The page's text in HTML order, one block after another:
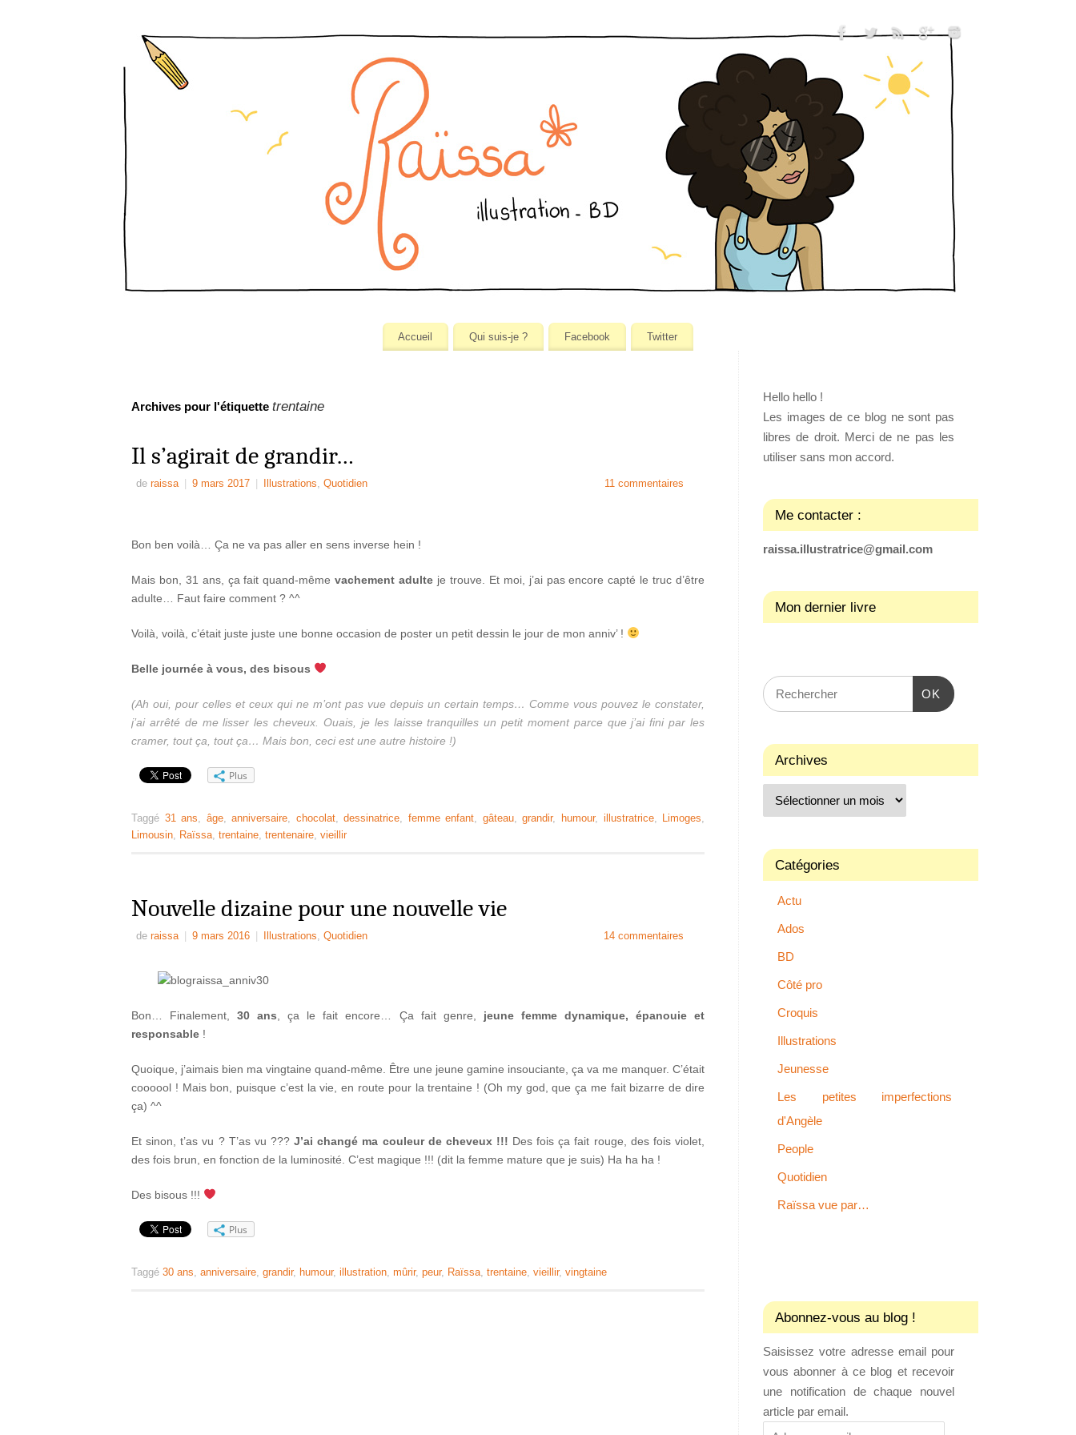
Accueil Qui suis-je ? Facebook Twitter
Archives pour l'étiquette trentaine
Il s’agirait de grandir…
de raissa 9 mars 2017 Illustrations, Quotidien 11 commentaires
Bon ben voilà… Ça ne va pas aller en sens inverse hein !
Mais bon, 31 ans, ça fait quand-mêmevachement adulte je trouve. Et moi, j’ai pas encore capté le truc d’être
adulte… Faut faire comment ? ^^
Voilà, voilà, c’était juste juste une bonne occasion de poster un petit dessin le jour de mon anniv’ !
Belle journée à vous, des bisous
(Ah oui, pour celles et ceux qui ne m’ont pas vue depuis un certain temps… Comme vous pouvez le constater,
j’ai arrêté de me lisser les cheveux. Ouais, je les laisse tranquilles un petit moment parce que j’ai fini par les
cramer, tout ça, tout ça… Mais bon, ceci est une autre histoire !)
Plus
Taggé 31 ans âge,anniversaire chocolat,dessinatrice femme enfant gâteau,grandir, humour, illustratrice, Limoges
Limousin
Raïssa trentaine trentenaire vieillir
Nouvelle dizaine pour une nouvelle vie
de raissa 9 mars 2016 Illustrations Quotidien 14 commentaires
Bon… Finalement,30 ans , ça le fait encore… Ça fait genre, jeune femme dynamique, épanouie et
responsable !
Quoique, j’aimais bien ma vingtaine quand-même. Être une jeune gamine insouciante, ça va me manquer. C’était
coooool ! Mais bon, puisque c’est la vie, en route pour la trentaine ! (Oh my god, que ça me fait bizarre de dire
ça) ^^
Et sinon, t’as vu ? T’as vu ???J’ai changé ma couleur de cheveux !!! Des fois ça fait rouge, des fois violet,
des fois brun, en fonction de la luminosité. C’est magique !!! (dit la femme mature que je suis) Ha ha ha !
Des bisous !!!
Plus
Taggé 30 ans anniversaire grandir, humour, illustration mûrir, peur, Raïssa trentaine vieillir, vingtaine
Hello hello !
Les images de ce blog ne sont pas
libres de droit. Merci de ne pas les
utiliser sans mon accord.
Me contacter :
raissa.illustratrice@gmail.com
Mon dernier livre
OK
Archives
Catégories
Actu
Ados
BD
Côté pro
Croquis
Illustrations
Jeunesse
Les petites imperfections
d'Angèle
People
Quotidien
Raïssa vue par…
Abonnez-vous au blog !
Saisissez votre adresse email pour
vous abonner à ce blog et recevoir
une notification de chaque nouvel
article par email.
Adresse